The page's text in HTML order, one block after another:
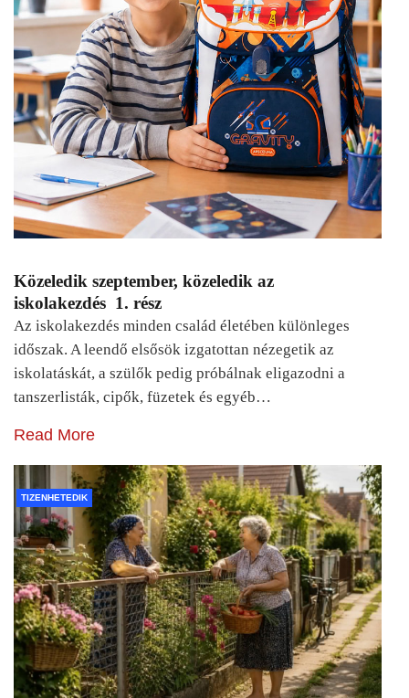
Közeledik szeptember, közeledik az
iskolakezdés 1. rész
Az iskolakezdés minden család életében különleges
időszak. A leendő elsősök izgatottan nézegetik az
iskolatáskát, a szülők pedig próbálnak eligazodni a
tanszerlisták, cipők, füzetek és egyéb…
Read More
TIZENHETEDIK